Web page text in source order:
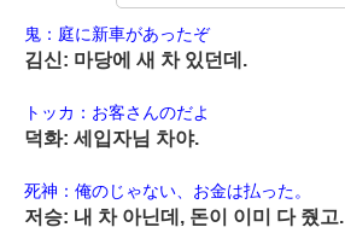
鬼：庭に新車があったぞ
김신: 마당에 새 차 있던데.
トッカ：お客さんのだよ
덕화: 세입자님 차야.
死神：俺のじゃない、お金は払った。
저승: 내 차 아닌데, 돈이 이미 다 줬고.